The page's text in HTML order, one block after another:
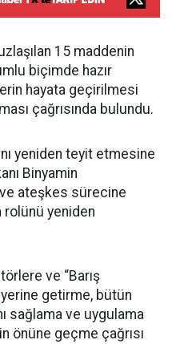
15 maddenin
biçimde hazır
hayata geçirilmesi
çağrısında bulundu.
yeniden teyit etmesine
Binyamin
ateşkes sürecine
yeniden
ve “Barış
yerine getirme, bütün
sağlama ve uygulama
önüne geçme çağrısı